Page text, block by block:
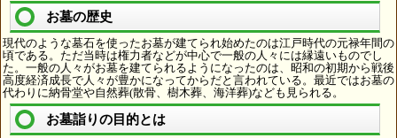
お墓の歴史
現代のような墓石を使ったお墓が建てられ始めたのは江戸時代の元禄年間の
頃である。ただ当時は権力者などが中心で一般の人々には縁遠いものでし
た。一般の人々がお墓を建てられるようになったのは、昭和の初期から戦後
高度経済成長で人々が豊かになってからだと言われている。最近ではお墓の
代わりに納骨堂や自然葬(散骨、樹木葬、海洋葬)なども見られる。
お墓詣りの目的とは